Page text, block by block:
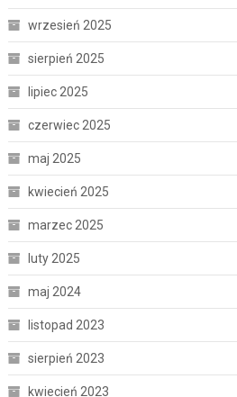
wrzesień 2025
sierpień 2025
lipiec 2025
czerwiec 2025
maj 2025
kwiecień 2025
marzec 2025
luty 2025
maj 2024
listopad 2023
sierpień 2023
kwiecień 2023